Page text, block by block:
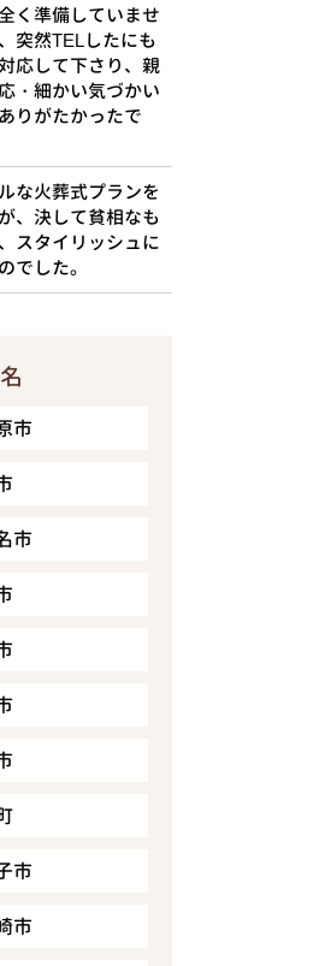
く準備していませ
突然TELしたにも
応して下さり、親
・細かい気づかい
りがたかったで
な火葬式プランを
、決して貧相なも
スタイリッシュに
でした。
市
市
市
市